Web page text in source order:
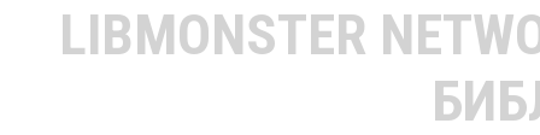
LIBMONSTER